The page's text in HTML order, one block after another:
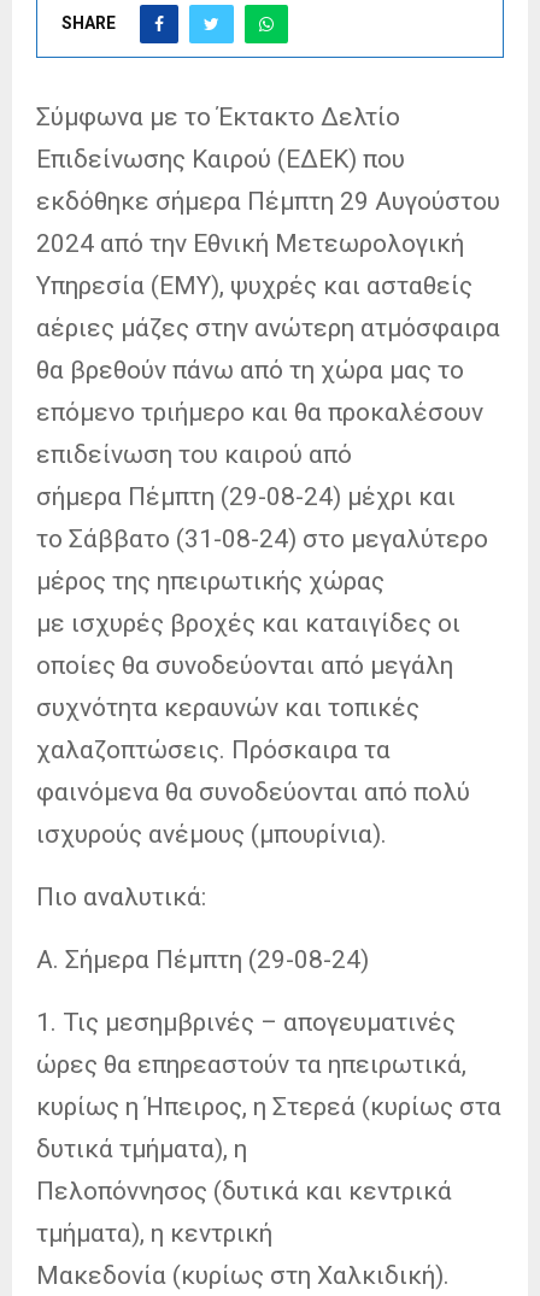
SHARE
Σύμφωνα με το Έκτακτο Δελτίο
Επιδείνωσης Καιρού (ΕΔΕΚ) που
εκδόθηκε σήμερα Πέμπτη 29 Αυγούστου
2024 από την Εθνική Μετεωρολογική
Υπηρεσία (ΕΜΥ), ψυχρές και ασταθείς
αέριες μάζες στην ανώτερη ατμόσφαιρα
θα βρεθούν πάνω από τη χώρα μας το
επόμενο τριήμερο και θα προκαλέσουν
επιδείνωση του καιρού από
σήμερα Πέμπτη (29-08-24) μέχρι και
το Σάββατο (31-08-24) στο μεγαλύτερο
μέρος της ηπειρωτικής χώρας
με ισχυρές βροχές και καταιγίδες οι
οποίες θα συνοδεύονται από μεγάλη
συχνότητα κεραυνών και τοπικές
χαλαζοπτώσεις. Πρόσκαιρα τα
φαινόμενα θα συνοδεύονται από πολύ
ισχυρούς ανέμους (μπουρίνια).
Πιο αναλυτικά:
Α. Σήμερα Πέμπτη (29-08-24)
1. Τις μεσημβρινές – απογευματινές
ώρες θα επηρεαστούν τα ηπειρωτικά,
κυρίως η Ήπειρος, η Στερεά (κυρίως στα
δυτικά τμήματα), η
Πελοπόννησος (δυτικά και κεντρικά
τμήματα), η κεντρική
Μακεδονία (κυρίως στη Χαλκιδική).